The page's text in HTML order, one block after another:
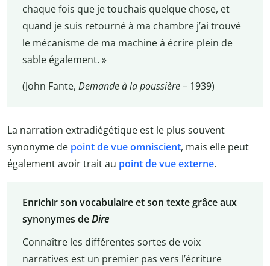
chaque fois que je touchais quelque chose, et
quand je suis retourné à ma chambre j’ai trouvé
le mécanisme de ma machine à écrire plein de
sable également. »
(John Fante, Demande à la poussière– 1939)
La narration extradiégétique est le plus souvent
synonyme de point de vue omniscient, mais elle peut
également avoir trait au point de vue externe.
Enrichir son vocabulaire et son texte grâce aux
synonymes deDire
Connaître les différentes sortes de voix
narratives est un premier pas vers l’écriture